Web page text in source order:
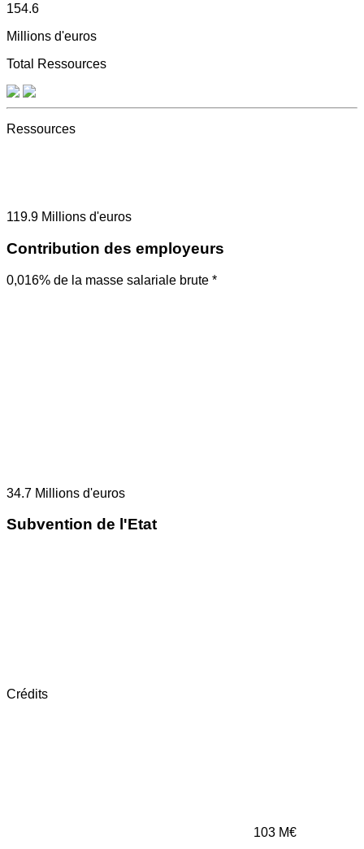
154.6
Millions d'euros
Total Ressources
Ressources
119.9 Millions d'euros
Contribution des employeurs
0,016% de la masse salariale brute *
34.7 Millions d'euros
Subvention de l'Etat
Crédits
103 M€